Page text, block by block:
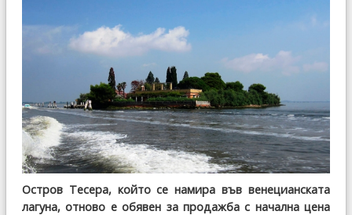
Остров Тесера, който се намира във венецианската
лагуна, отново е обявен за продажба с начална цена